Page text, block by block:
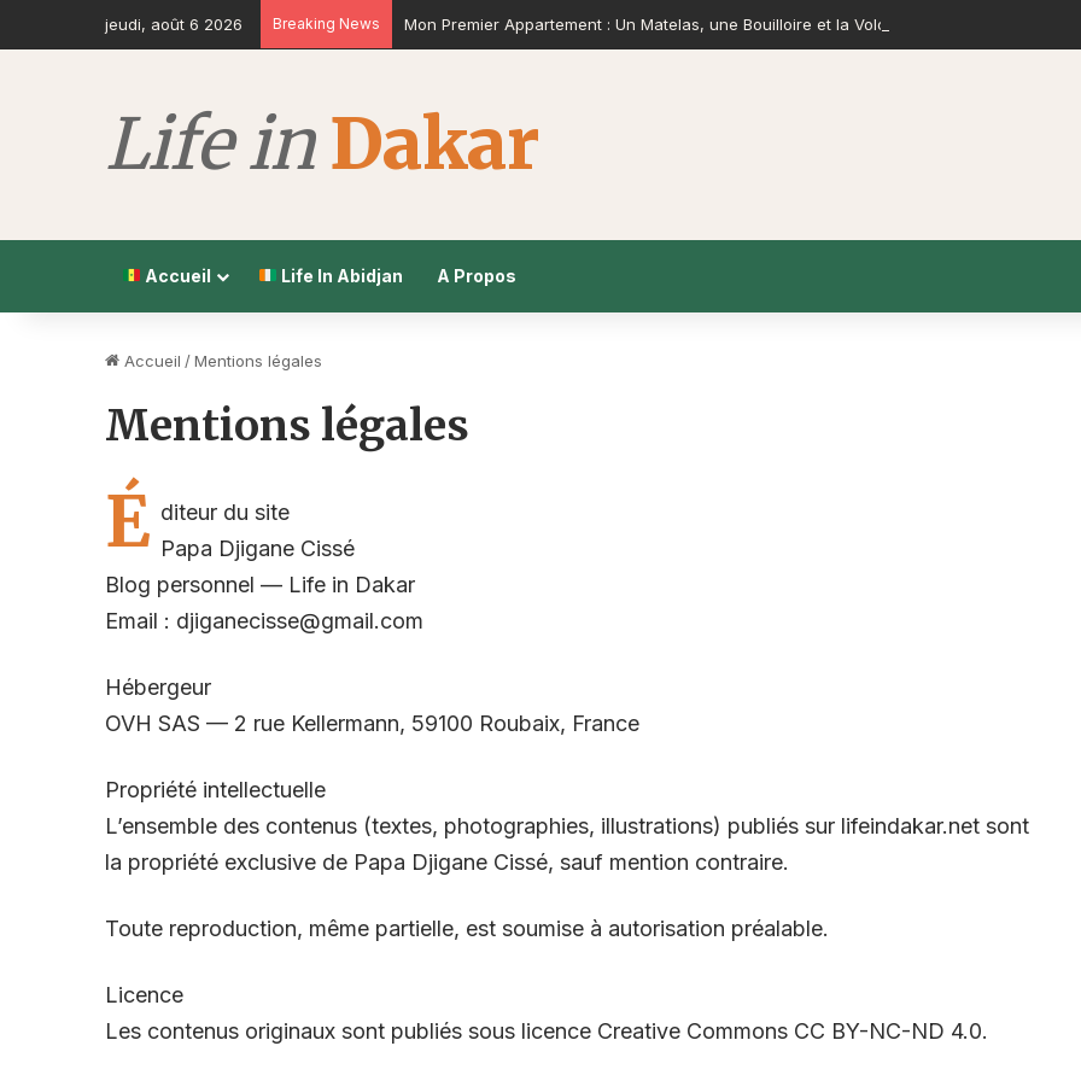
jeudi, août 6 2026 Breaking News Mon Premier Appartement : Un Matelas, une Bouilloire et la Volonté de Construire
Accueil Life In Abidjan A Propos
Accueil /Mentions légales
Mentions légales
É diteur du site
Papa Djigane Cissé
Blog personnel — Life in Dakar
Email : djiganecisse@gmail.com
Hébergeur
OVH SAS — 2 rue Kellermann, 59100 Roubaix, France
Propriété intellectuelle
L’ensemble des contenus (textes, photographies, illustrations) publiés sur lifeindakar.net sont
la propriété exclusive de Papa Djigane Cissé, sauf mention contraire.
Toute reproduction, même partielle, est soumise à autorisation préalable.
Licence
Les contenus originaux sont publiés sous licence Creative Commons CC BY-NC-ND 4.0.